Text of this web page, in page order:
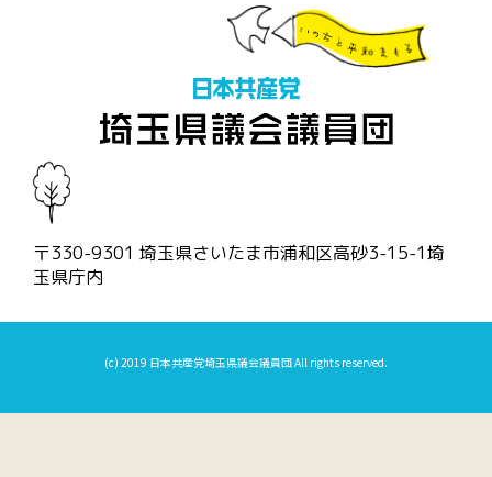
〒330-9301 埼玉県さいたま市浦和区高砂3-15-1埼
玉県庁内
(c) 2019 日本共産党埼玉県議会議員団 All rights reserved.